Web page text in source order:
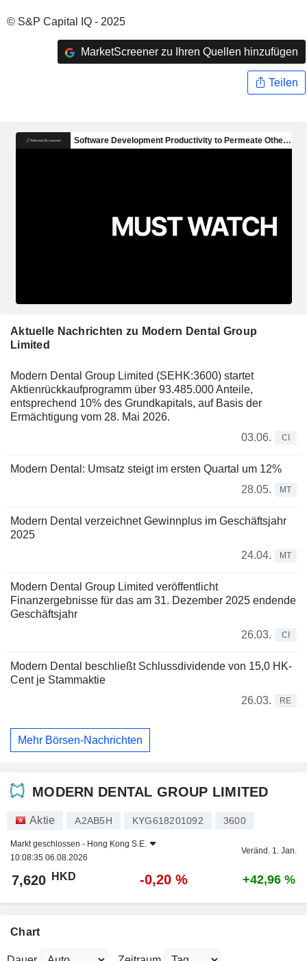
© S&P Capital IQ - 2025
MarketScreener zu Ihren Quellen hinzufügen
Teilen
Aktuelle Nachrichten zu Modern Dental Group
Limited
Modern Dental Group Limited (SEHK:3600) startet
Aktienrückkaufprogramm über 93.485.000 Anteile,
entsprechend 10% des Grundkapitals, auf Basis der
Ermächtigung vom 28. Mai 2026.
03.06.
CI
Modern Dental: Umsatz steigt im ersten Quartal um 12%
28.05.
MT
Modern Dental verzeichnet Gewinnplus im Geschäftsjahr
2025
24.04.
MT
Modern Dental Group Limited veröffentlicht
Finanzergebnisse für das am 31. Dezember 2025 endende
Geschäftsjahr
26.03.
CI
Modern Dental beschließt Schlussdividende von 15,0 HK-
Cent je Stammaktie
26.03.
RE
Mehr Börsen-Nachrichten
MODERN DENTAL GROUP LIMITED
Aktie A2AB5H KYG618201092 3600
Markt geschlossen - Hong Kong S.E.
10:08:35 06.08.2026
Veränd. 1. Jan.
7,620 HKD -0,20 % +42,96 %
Chart